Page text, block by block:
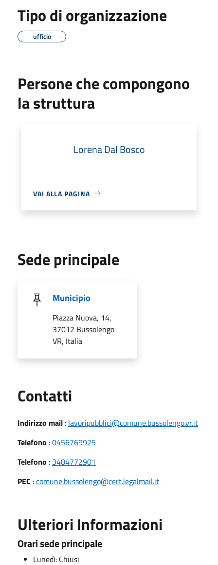
Tipo di organizzazione
ufficio
Persone che compongono
la struttura
Lorena Dal Bosco
VAI ALLA PAGINA
Sede principale
Municipio
Piazza Nuova, 14,
37012 Bussolengo
VR, Italia
Contatti
Indirizzo mail : lavoripubblici@comune.bussolengo.vr.it
Telefono :0456769925
Telefono : 3484772901
PEC :comune.bussolengo@cert.legalmail.it
Ulteriori Informazioni
Orari sede principale
Lunedì: Chiusi